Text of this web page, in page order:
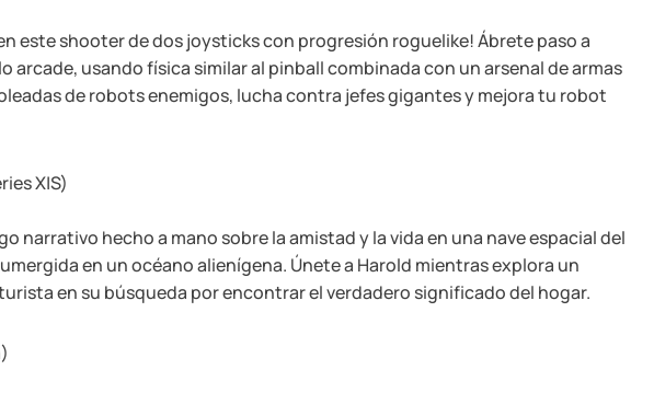
este shooter de dos joysticks con progresión roguelike! Ábrete paso a
arcade, usando física similar al pinball combinada con un arsenal de armas
de robots enemigos, lucha contra jefes gigantes y mejora tu robot
X|S)
narrativo hecho a mano sobre la amistad y la vida en una nave espacial del
en un océano alienígena. Únete a Harold mientras explora un
en su búsqueda por encontrar el verdadero significado del hogar.